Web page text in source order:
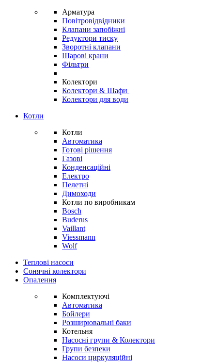
Арматура
Повітровідвідники
Клапани запобіжні
Редуктори тиску
Зворотні клапани
Шарові крани
Фільтри
Колектори
Колектори & Шафи
Колектори для води
Котли
Котли
Автоматика
Готові рішення
Газові
Конденсаційні
Електро
Пелетні
Димоходи
Котли по виробникам
Bosch
Buderus
Vaillant
Viessmann
Wolf
Теплові насоси
Сонячні колектори
Опалення
Комплектуючі
Автоматика
Бойлери
Розширювальні баки
Котельня
Насосні групи & Колектори
Групи безпеки
Насоси циркуляційні